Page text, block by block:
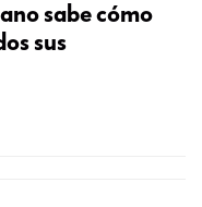
sabe cómo
sus